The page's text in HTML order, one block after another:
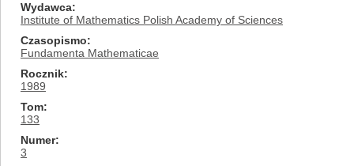
Wydawca
Institute of Mathematics Polish Academy of Sciences
Czasopismo
Fundamenta Mathematicae
Rocznik
1989
Tom
133
Numer
3